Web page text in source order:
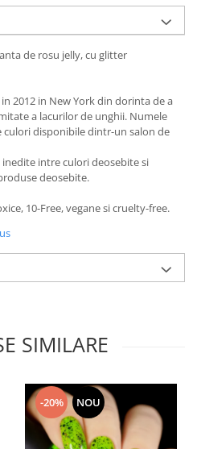
de rosu jelly, cu glitter
2012 in New York din dorinta de a
a lacurilor de unghii. Numele
disponibile dintr-un salon de
intre culori deosebite si
deosebite.
10-Free, vegane si cruelty-free.
SIMILARE
-20% NOU